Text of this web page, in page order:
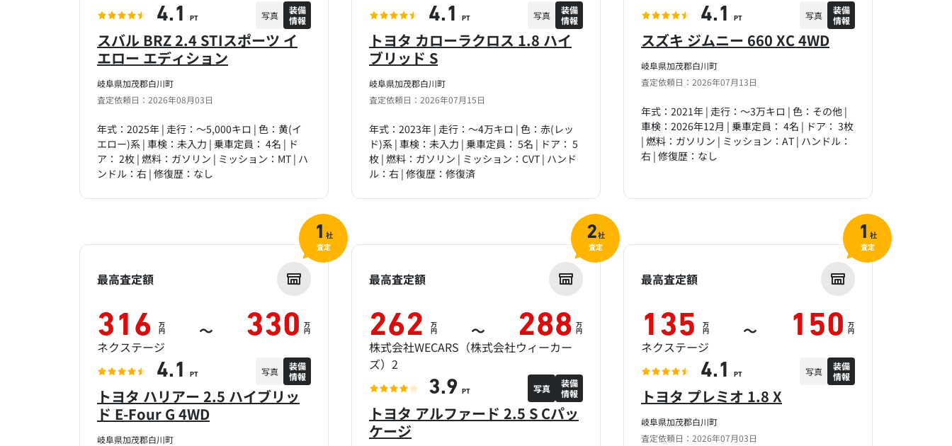
岐阜県加茂郡白川町
査定依頼日：2026年08月03日
スバル BRZ 2.4 STIスポーツ イ
エロー エディション
年式：2025年 | 走行：～5,000キロ | 色：黄(イ
エロー)系 | 車検：未入力 | 乗車定員： 4名 | ド
ア： 2枚 | 燃料：ガソリン | ミッション：MT | ハ
ンドル：右 | 修復歴：なし
4.1 PT 写真
装備
情報
岐阜県加茂郡白川町
査定依頼日：2026年07月15日
トヨタ カローラクロス 1.8 ハイ
ブリッド S
年式：2023年 | 走行：～4万キロ | 色：赤(レッ
ド)系 | 車検：未入力 | 乗車定員： 5名 | ドア： 5
枚 | 燃料：ガソリン | ミッション：CVT | ハンド
ル：右 | 修復歴：修復済
4.1 PT 写真
装備
情報
岐阜県加茂郡白川町
査定依頼日：2026年07月13日
スズキ ジムニー 660 XC 4WD
年式：2021年 | 走行：～3万キロ | 色：その他 |
車検：2026年12月 | 乗車定員： 4名 | ドア： 3枚
| 燃料：ガソリン | ミッション：AT | ハンドル：
右 | 修復歴：なし
4.1 PT 写真
装備
情報
岐阜県加茂郡白川町
トヨタ ハリアー 2.5 ハイブリッ
ド E-Four G 4WD
最高査定額
316 万
円 ～ 330 万
円
ネクステージ
4.1 PT 写真
装備
情報
1 社
査定
トヨタ アルファード 2.5 S Cパッ
ケージ
最高査定額
262 万
円 ～ 288 万
円
株式会社WECARS（株式会社ウィーカー
ズ）2
3.9 PT 写真
装備
情報
2社
査定
岐阜県加茂郡白川町
査定依頼日：2026年07月03日
トヨタ プレミオ 1.8 X
最高査定額
135 万
円 ～ 150 万
円
ネクステージ
4.1 PT 写真
装備
情報
1 社
査定